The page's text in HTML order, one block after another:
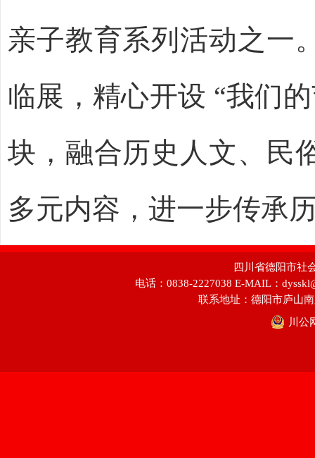
亲子教育系列活动之一
临展，精心开设 “我们
块，融合历史人文、民
多元内容，进一步传承
四川省德阳市社
电话：0838-2227038 E-MAIL：
联系地址：德阳市庐山
川公